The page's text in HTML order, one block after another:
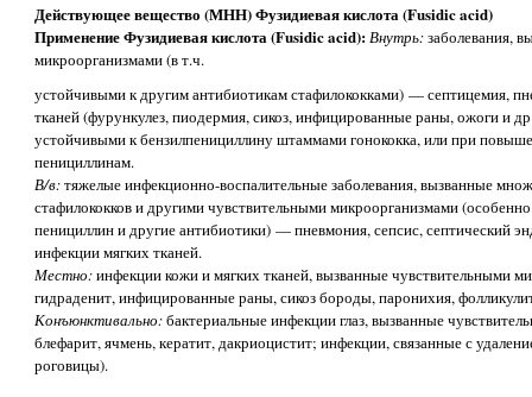
Действующее вещество (МНН) Фузидиевая кислота (Fusidic acid)
Применение Фузидиевая кислота (Fusidic acid):Внутрь:заболевания,
микроорганизмами (в т.ч.
устойчивыми к другим антибиотикам стафилококками) — септицемия,
тканей (фурункулез, пиодермия, сикоз, инфицированные раны, ожоги и
устойчивыми к бензилпенициллину штаммами гонококка, или при
пенициллинам.
В/в:тяжелые инфекционно-воспалительные заболевания, вызванные
стафилококков и другими чувствительными микроорганизмами
пенициллин и другие антибиотики) — пневмония, сепсис, септический
инфекции мягких тканей.
Местно:инфекции кожи и мягких тканей, вызванные чувствительными
гидраденит, инфицированные раны, сикоз бороды, паронихия,
Конъюнктивально:бактериальные инфекции глаз, вызванные
блефарит, ячмень, кератит, дакриоцистит; инфекции, связанные с
роговицы).